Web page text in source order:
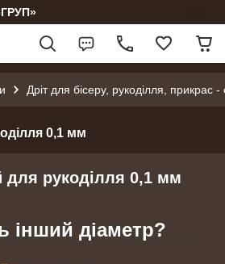
Дріт для бісеру, рукоділля, прикрас
0,1 мм
для рукоділля 0,1 мм
інший діаметр?